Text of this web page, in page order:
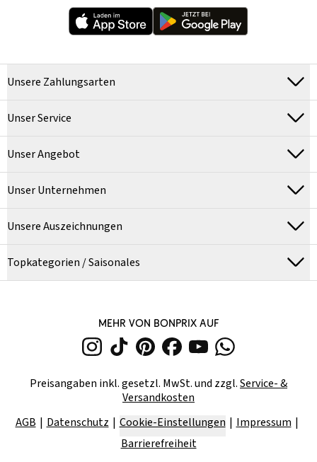
Unsere Zahlungsarten
Unser Service
Unser Angebot
Unser Unternehmen
Unsere Auszeichnungen
Topkategorien / Saisonales
MEHR VON BONPRIX AUF
Preisangaben inkl. gesetzl. MwSt. und zzgl.Service- &
Versandkosten
AGB
Datenschutz Cookie-Einstellungen
Impressum
Barrierefreiheit